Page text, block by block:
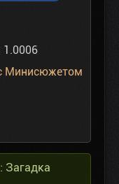
1.0006
Минисюжетом
Загадка